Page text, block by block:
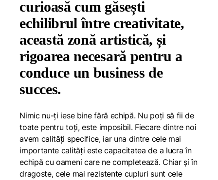
curioasă cum găsești
echilibrul între creativitate,
această zonă artistică, și
rigoarea necesară pentru a
conduce un business de
succes.
Nimic nu-ți iese bine fără echipă. Nu poți să fii de
toate pentru toți, este imposibil. Fiecare dintre noi
avem calități specifice, iar una dintre cele mai
importante calități este capacitatea de a lucra în
echipă cu oameni care ne completează. Chiar și în
dragoste, cele mai rezistente cupluri sunt cele